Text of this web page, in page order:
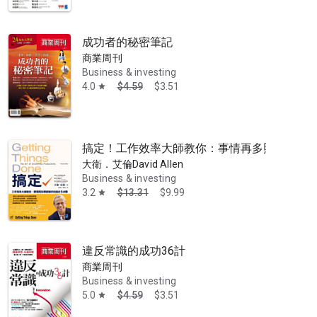
成功者的秘密筆記
商業周刊
Business & investing
4.0 star $4.59 $3.51
搞定！工作效率大師教你：事情再多照樣做好
大衛．艾倫David Allen
Business & investing
3.2 star $13.31 $9.99
違反常識的成功36計
商業周刊
Business & investing
5.0 star $4.59 $3.51